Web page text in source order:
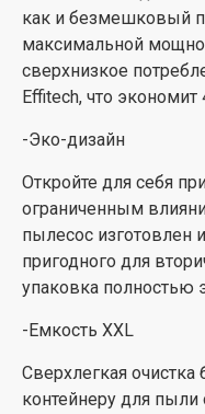
как и безмешковый
максимальной
сверхнизкое
Effitech, что экономит
-Эко-дизайн
Откройте для себя
ограниченным
пылесос изготовлен
пригодного для
упаковка полностью
-Емкость XXL
Сверхлегкая очистка
контейнеру для